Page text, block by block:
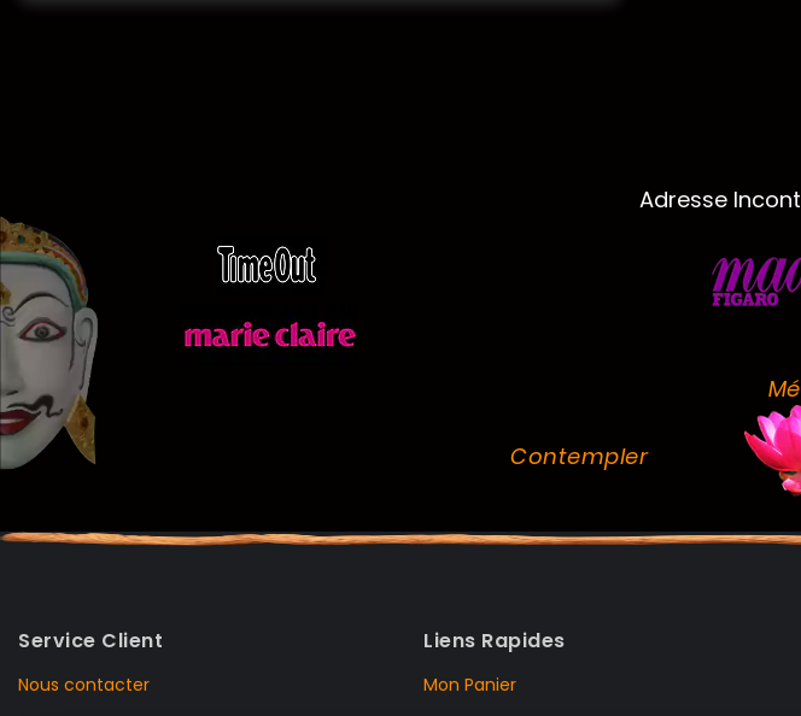
Adresse
Contempler
Service Client
Nous contacter
Liens Rapides
Mon Panier